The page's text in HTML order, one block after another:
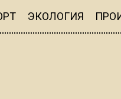
ЭКОЛОГИЯ